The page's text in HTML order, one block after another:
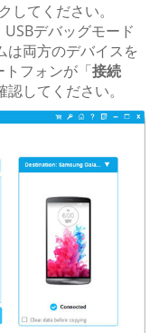
してください。
デバッグモード
は両方のデバイスを
フォンが「接続
してください。